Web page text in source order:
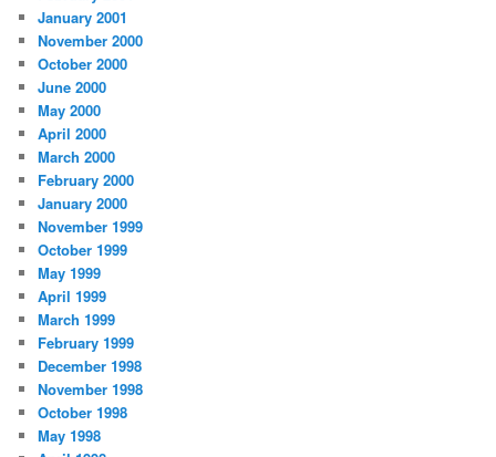
January 2001
November 2000
October 2000
June 2000
May 2000
April 2000
March 2000
February 2000
January 2000
November 1999
October 1999
May 1999
April 1999
March 1999
February 1999
December 1998
November 1998
October 1998
May 1998